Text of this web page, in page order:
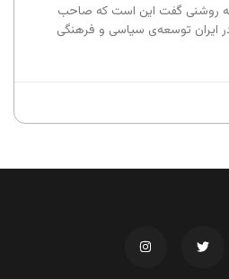
به روشنی گفت این است که صاحب
ایران توسعه‌ی سیاسی و فرهنگی